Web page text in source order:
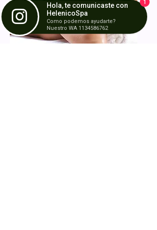
Hola, te comunicaste con
HelenicoSpa
Como podemos ayudarte?
Nuestro WA 1134586762
1